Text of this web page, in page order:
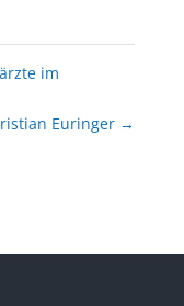
im
Euringer →